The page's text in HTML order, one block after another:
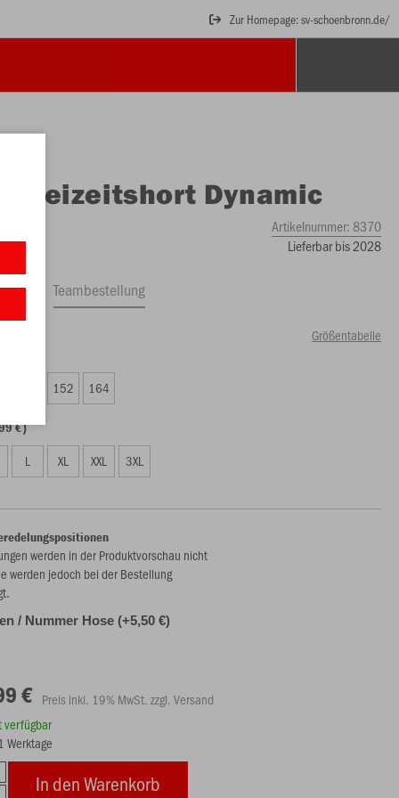
Zur Homepage: sv-schoenbronn.de/
Freizeitshort Dynamic
Artikelnummer:8370
Lieferbar bis 2028
Teambestellung
Größentabelle
152 164
€)
L XL XXL 3XL
werden in der Produktvorschau nicht
werden jedoch bei der Bestellung
/ Nummer Hose (+5,50 €)
€ Preis inkl. 19% MwSt. zzgl. Versand
verfügbar
Werktage
In den Warenkorb